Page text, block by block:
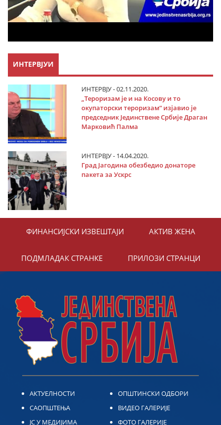
ИНТЕРВЈУИ
ИНТЕРВЈУ - 02.11.2020.
„Тероризам је и на Косову и то
окупаторски тероризам“ изјавио је
председник Јединствене Србије Драган
Марковић Палма
ИНТЕРВЈУ - 14.04.2020.
Град Јагодина обезбедио донаторе
пакета за Ускрс
ФИНАНСИЈСКИ ИЗВЕШТАЈИ АКТИВ ЖЕНА
ПОДМЛАДАК СТРАНКЕ ПРИЛОЗИ СТРАНЦИ
АКТУЕЛНОСТИ
САОПШТЕЊА
ЈС У МЕДИЈИМА
ОПШТИНСКИ ОДБОРИ
ВИДЕО ГАЛЕРИЈЕ
ФОТО ГАЛЕРИЈЕ